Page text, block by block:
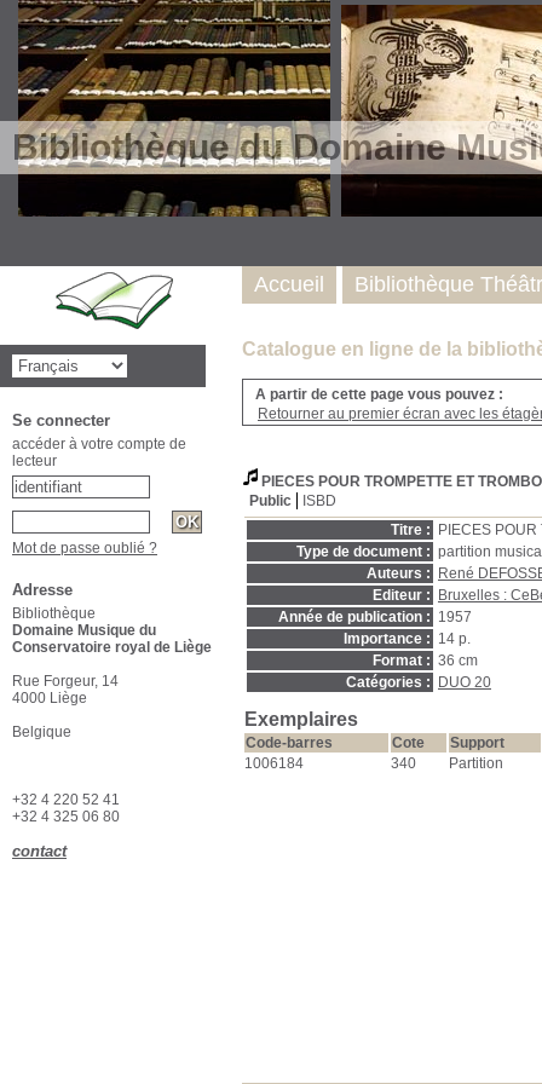
Bibliothèque du Domaine
Catalogue en ligne de la
A partir de cette page vous pouvez :
Retourner au premier écran avec les
PIECES POUR TROMPETTE ET
Public
ISBD
Titre :
PIECES
Type de document : partition
Auteurs :
René
Editeur :
Bruxelles :
Année de publication : 1957
Importance : 14 p.
Format : 36 cm
Catégories :
DUO 20
Exemplaires
Code-barres Cote
Support
1006184
340 Partition
Accueil Bibliothèque
Se connecter
accéder à votre compte de
lecteur
Mot de passe oublié ?
Adresse
Bibliothèque
Domaine Musique du
Conservatoire royal de Liège
Rue Forgeur, 14
4000 Liège
Belgique
+32 4 220 52 41
+32 4 325 06 80
contact